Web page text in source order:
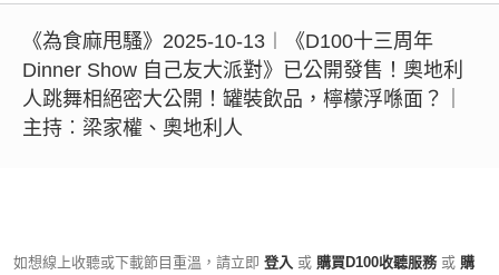
《為食麻甩騷》2025-10-13︱《D100十三周年
Dinner Show 自己友大派對》已公開發售！奧地利
人跳舞相絕密大公開！罐裝飲品，檸檬浮喺面？｜
主持︰梁家權、奧地利人
如想線上收聽或下載節目重溫，請立即 登入 或 購買D100收聽服務 或 購